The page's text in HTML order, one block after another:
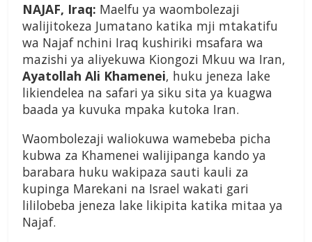
NAJAF, Iraq: Maelfu ya waombolezaji
walijitokeza Jumatano katika mji mtakatifu
wa Najaf nchini Iraq kushiriki msafara wa
mazishi ya aliyekuwa Kiongozi Mkuu wa Iran,
Ayatollah Ali Khamenei, huku jeneza lake
likiendelea na safari ya siku sita ya kuagwa
baada ya kuvuka mpaka kutoka Iran.
Waombolezaji waliokuwa wamebeba picha
kubwa za Khamenei walijipanga kando ya
barabara huku wakipaza sauti kauli za
kupinga Marekani na Israel wakati gari
lililobeba jeneza lake likipita katika mitaa ya
Najaf.